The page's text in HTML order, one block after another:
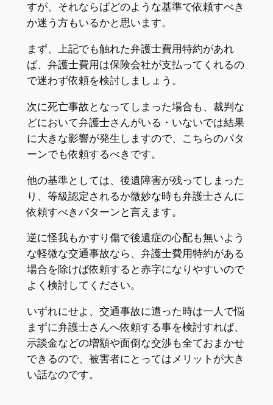
すが、それならばどのような基準で依頼すべき
か迷う方もいるかと思います。
まず、上記でも触れた弁護士費用特約があれ
ば、弁護士費用は保険会社が支払ってくれるの
で迷わず依頼を検討しましょう。
次に死亡事故となってしまった場合も、裁判な
どにおいて弁護士さんがいる・いないでは結果
に大きな影響が発生しますので、こちらのパタ
ーンでも依頼するべきです。
他の基準としては、後遺障害が残ってしまった
り、等級認定されるか微妙な時も弁護士さんに
依頼すべきパターンと言えます。
逆に怪我もかすり傷で後遺症の心配も無いよう
な軽微な交通事故なら、弁護士費用特約がある
場合を除けば依頼すると赤字になりやすいので
よく検討してください。
いずれにせよ、交通事故に遭った時は一人で悩
まずに弁護士さんへ依頼する事を検討すれば、
示談金などの増額や面倒な交渉も全ておまかせ
できるので、被害者にとってはメリットが大き
い話なのです。